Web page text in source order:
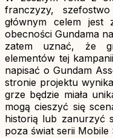
franczyzy,
głównym celem jest
obecności Gundama
zatem uznać, że
elementów tej
napisać o Gundam
stronie projektu
grze będzie miała
mogą cieszyć się
historią lub zanurzyć
poza świat serii Mobile